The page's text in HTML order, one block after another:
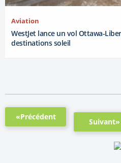
Aviation
WestJet lance un vol Ottawa-
destinations soleil
«Précédent
Suivant»